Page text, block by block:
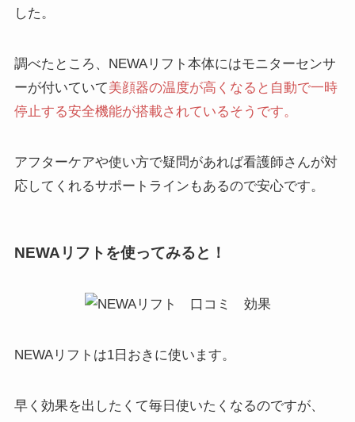
した。
調べたところ、NEWAリフト本体にはモニターセンサ
ーが付いていて美顔器の温度が高くなると自動で一時
停止する安全機能が搭載されているそうです。
アフターケアや使い方で疑問があれば看護師さんが対
応してくれるサポートラインもあるので安心です。
NEWAリフトを使ってみると！
NEWAリフトは1日おき に使います。
早く効果を出したくて毎日使いたくなるのですが、